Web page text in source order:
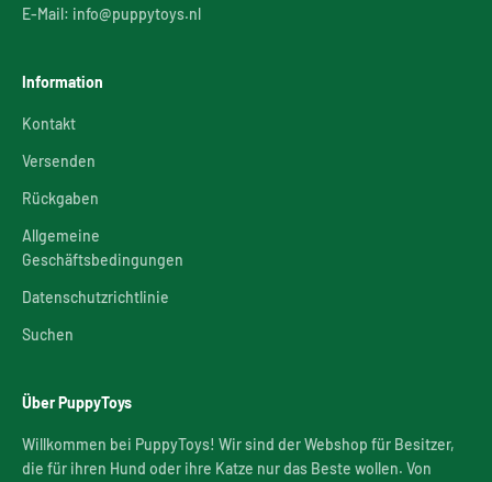
E-Mail: info@puppytoys.nl
Information
Kontakt
Versenden
Rückgaben
Allgemeine
Geschäftsbedingungen
Datenschutzrichtlinie
Suchen
Über PuppyToys
Willkommen bei PuppyToys! Wir sind der Webshop für Besitzer,
die für ihren Hund oder ihre Katze nur das Beste wollen. Von